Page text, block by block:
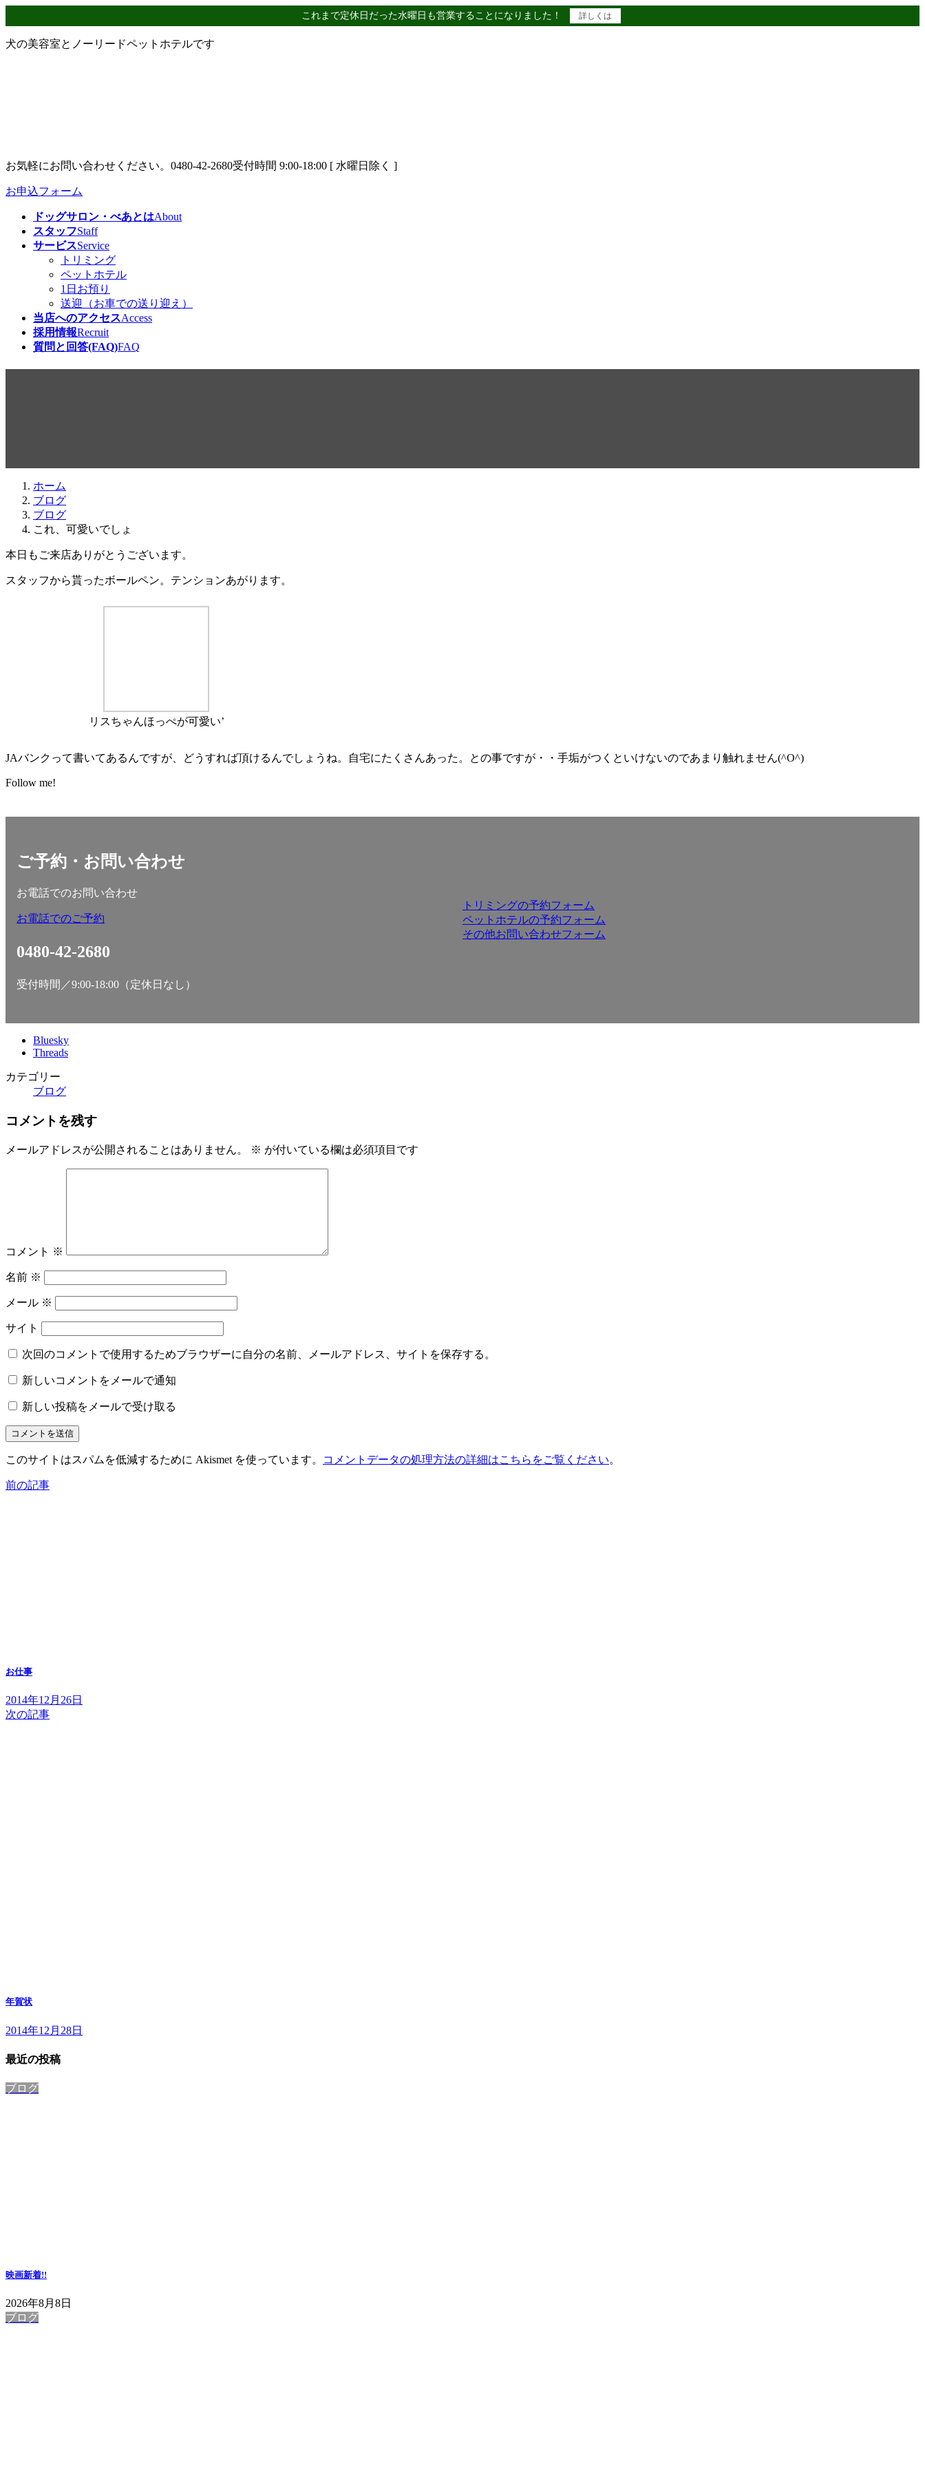
ン
テ
ビ
ゲ
これまで定休日だった水曜日も営業することになりました！ 詳しくは
犬の美容室とノーリードペットホテルです
お気軽にお問い合わせください。 0480-42-2680受付時間 9:00-18:00 [ 水曜日除く ]
お申込フォーム
ドッグサロン・べあとはAbout
スタッフStaff
サービスService
トリミング
ペットホテル
1日お預り
送迎（お車での送り迎え）
当店へのアクセスAccess
採用情報Recruit
質問と回答(FAQ)FAQ
ホーム
ブログ
ブログ
これ、可愛いでしょ
本日もご来店ありがとうございます。
スタッフから貰ったボールペン。テンションあがります。
リスちゃんほっぺが可愛い’
JAバンクって書いてあるんですが、どうすれば頂けるんでしょうね。自宅にたくさんあった。との事ですが・・手垢がつくといけないのであまり触れません(^O^)
Follow me!
ご予約・お問い合わせ
お電話でのお問い合わせ
お電話でのご予約
0480-42-2680
受付時間／9:00-18:00（定休日なし）
トリミングの予約フォーム
ペットホテルの予約フォーム
その他お問い合わせフォーム
Bluesky
Threads
カテゴリー
ブログ
コメントを残す
メールアドレスが公開されることはありません。 ※ が付いている欄は必須項目です
コメント ※
名前 ※
メール ※
サイト
次回のコメントで使用するためブラウザーに自分の名前、メールアドレス、サイトを保存する。
新しいコメントをメールで通知
新しい投稿をメールで受け取る
このサイトはスパムを低減するために Akismet を使っています。 コメントデータの処理方法の詳細はこちらをご覧ください。
前の記事
お仕事
2014年12月26日
次の記事
年賀状
2014年12月28日
最近の投稿
ブログ
映画新着!!
2026年8月8日
ブログ